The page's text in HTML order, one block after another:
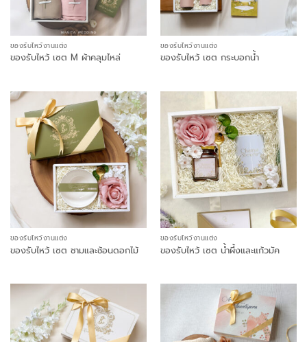
ของรับไหว้งานแต่ง
ของรับไหว้ เซต M ผ้าคลุมไหล่
ของรับไหว้งานแต่ง
ของรับไหว้ เซต กระบอกน้ำ
ของรับไหว้งานแต่ง
ของรับไหว้ เซต ชามและช้อนดอกไม้
ของรับไหว้งานแต่ง
ของรับไหว้ เซต น้ำผึ้งและแก้วมัค